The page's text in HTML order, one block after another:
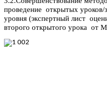
проведение открытых
уровня (экспертный лист
второго открытого урока от